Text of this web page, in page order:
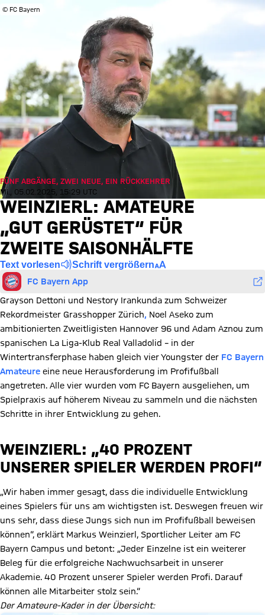
© FC Bayern
FÜNF ABGÄNGE, ZWEI NEUE, EIN RÜCKKEHRER
Mi., 05.02.2025, 15:29 UTC
WEINZIERL: AMATEURE
„GUT GERÜSTET“ FÜR
ZWEITE SAISONHÄLFTE
Text vorlesen Schrift vergrößern
FC Bayern App
Grayson Dettoni und Nestory Irankunda zum Schweizer
Rekordmeister Grasshopper Zürich, Noel Aseko zum
ambitionierten Zweitligisten Hannover 96 und Adam Aznou zum
spanischen La Liga-Klub Real Valladolid – in der
Wintertransferphase haben gleich vier Youngster der FC Bayern
Amateure eine neue Herausforderung im Profifußball
angetreten. Alle vier wurden vom FC Bayern ausgeliehen, um
Spielpraxis auf höherem Niveau zu sammeln und die nächsten
Schritte in ihrer Entwicklung zu gehen.
WEINZIERL: „40 PROZENT
UNSERER SPIELER WERDEN PROFI“
„Wir haben immer gesagt, dass die individuelle Entwicklung
eines Spielers für uns am wichtigsten ist. Deswegen freuen wir
uns sehr, dass diese Jungs sich nun im Profifußball beweisen
können“, erklärt Markus Weinzierl, Sportlicher Leiter am FC
Bayern Campus und betont: „Jeder Einzelne ist ein weiterer
Beleg für die erfolgreiche Nachwuchsarbeit in unserer
Akademie. 40 Prozent unserer Spieler werden Profi. Darauf
können alle Mitarbeiter stolz sein.“
Der Amateure-Kader in der Übersicht: